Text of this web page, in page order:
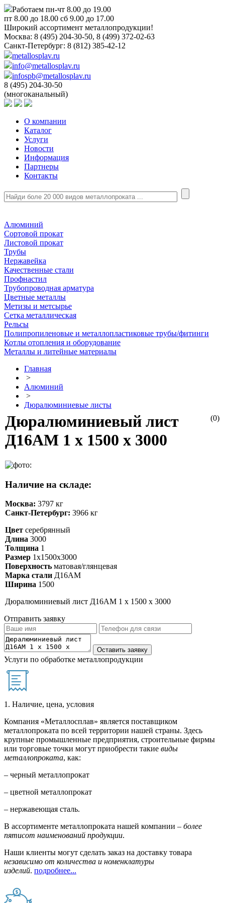
Работаем пн-чт 8.00 до 19.00
пт 8.00 до 18.00 сб 9.00 до 17.00
Широкий ассортимент металлопродукции!
Москва: 8 (495) 204-30-50, 8 (499) 372-02-63
Санкт-Петербург: 8 (812) 385-42-12
metallosplav.ru
info@metallosplav.ru
infospb@metallosplav.ru
8 (495) 204-30-50
(многоканальный)
О компании
Каталог
Услуги
Новости
Информация
Партнеры
Контакты
Алюминий
Сортовой прокат
Листовой прокат
Трубы
Нержавейка
Качественные стали
Профнастил
Трубопроводная арматура
Цветные металлы
Метизы и метсырье
Сетка металлическая
Рельсы
Полипропиленовые и металлопластиковые трубы/фитинги
Котлы отопления и оборудование
Металлы и литейные материалы
Главная
>
Алюминий
>
Дюралюминиевые листы
(0)
Дюралюминиевый лист
Д16АМ 1 х 1500 х 3000
Наличие на складе:
Москва: 3797 кг
Санкт-Петербург: 3966 кг
Цвет серебрянный
Длина 3000
Толщина 1
Размер 1х1500х3000
Поверхность матовая/глянцевая
Марка стали Д16АМ
Ширина 1500
Дюралюминиевый лист Д16АМ 1 х 1500 х 3000
Отправить заявку
Услуги по обработке металлопродукции
1. Наличие, цена, условия
Компания «Металлосплав» является поставщиком
металлопроката по всей территории нашей страны. Здесь
крупные промышленные предприятия, строительные фирмы
или торговые точки могут приобрести такие виды
металлопроката, как:
– черный металлопрокат
– цветной металлопрокат
– нержавеющая сталь.
В ассортименте металлопроката нашей компании – более
пятисот наименований продукции.
Наши клиенты могут сделать заказ на доставку товара
независимо от количества и номенклатуры
изделий. подробнее...